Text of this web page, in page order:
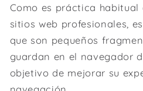
Como es práctica habitual
sitios web profesionales,
que son pequeños
guardan en el navegador
objetivo de mejorar su